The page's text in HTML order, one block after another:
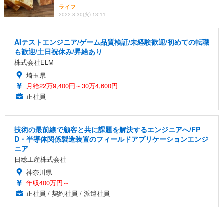
ライフ
2022.8.30(火) 13:11
AIテストエンジニア/ゲーム品質検証/未経験歓迎/初めての転職
も歓迎/土日祝休み/昇給あり
株式会社ELM
埼玉県
月給22万9,400円～30万4,600円
正社員
技術の最前線で顧客と共に課題を解決するエンジニアへ/FP
D・半導体関係製造装置のフィールドアプリケーションエンジ
ニア
日総工産株式会社
神奈川県
年収400万円～
正社員 / 契約社員 / 派遣社員